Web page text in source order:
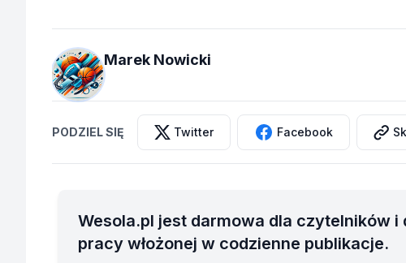
Marek Nowicki
PODZIEL SIĘ Twitter Facebook
Wesola.pl jest darmowa dla czytelników
pracy włożonej w codzienne publikacje.